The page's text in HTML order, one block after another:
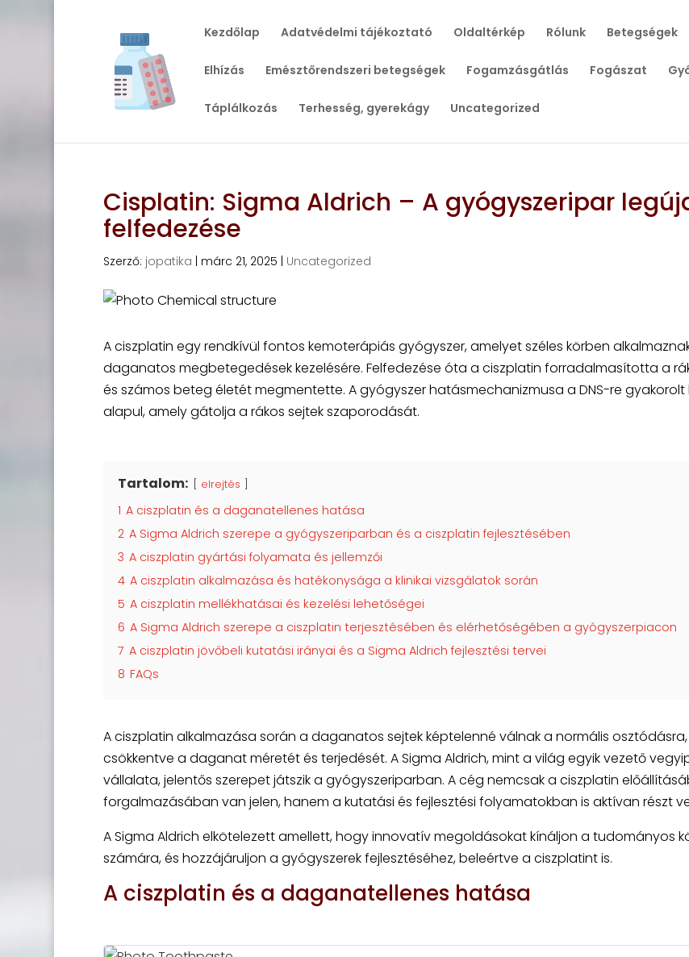
Kezdőlap Adatvédelmi tájékoztató Oldaltérkép Rólunk Betegségek
Elhízás Emésztőrendszeri betegségek Fogamzásgátlás Fogászat
Táplálkozás Terhesség, gyerekágy Uncategorized
Cisplatin: Sigma Aldrich – A gyógyszeripar
felfedezése
Szerző: jopatika márc 21, 2025 Uncategorized
A ciszplatin egy rendkívül fontos kemoterápiás gyógyszer, amelyet széles körben
daganatos megbetegedések kezelésére. Felfedezése óta a ciszplatin forradalmasította a
és számos beteg életét megmentette. A gyógyszer hatásmechanizmusa a DNS-re
alapul, amely gátolja a rákos sejtek szaporodását.
Tartalom: elrejtés
1 A ciszplatin és a daganatellenes hatása
2 A Sigma Aldrich szerepe a gyógyszeriparban és a ciszplatin fejlesztésében
3 A ciszplatin gyártási folyamata és jellemzői
4 A ciszplatin alkalmazása és hatékonysága a klinikai vizsgálatok során
5 A ciszplatin mellékhatásai és kezelési lehetőségei
6 A Sigma Aldrich szerepe a ciszplatin terjesztésében és elérhetőségében a gyógyszerpiacon
7 A ciszplatin jövőbeli kutatási irányai és a Sigma Aldrich fejlesztési tervei
8 FAQs
A ciszplatin alkalmazása során a daganatos sejtek képtelenné válnak a normális
csökkentve a daganat méretét és terjedését. A Sigma Aldrich, mint a világ egyik vezető
vállalata, jelentős szerepet játszik a gyógyszeriparban. A cég nemcsak a ciszplatin
forgalmazásában van jelen, hanem a kutatási és fejlesztési folyamatokban is aktívan részt
A Sigma Aldrich elkötelezett amellett, hogy innovatív megoldásokat kínáljon a tudományos
számára, és hozzájáruljon a gyógyszerek fejlesztéséhez, beleértve a ciszplatint is.
A ciszplatin és a daganatellenes hatása